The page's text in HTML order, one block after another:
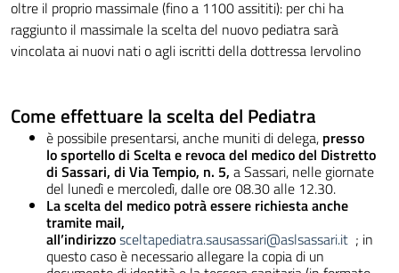
oltre il proprio massimale (fino a 1100 assititi): per chi ha
raggiunto il massimale la scelta del nuovo pediatra sarà
vincolata ai nuovi nati o agli iscritti della dottressa Iervolino
Come effettuare la scelta del Pediatra
è possibile presentarsi, anche muniti di delega, presso
lo sportello di Scelta e revoca del medico del Distretto
di Sassari, di Via Tempio, n. 5, a Sassari, nelle giornate
del lunedì e mercoledì, dalle ore 08.30 alle 12.30.
La scelta del medico potrà essere richiesta anche
tramite mail,
all’indirizzosceltapediatra.sausassari@aslsassari.it ; in
questo caso è necessario allegare la copia di un